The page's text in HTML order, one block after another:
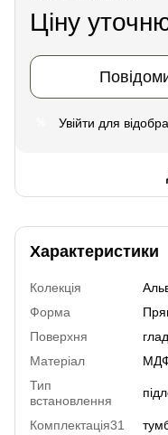
Ціну
Увійти для
Характеристики
Колекція
Форма
Поверхня
Матеріал
Тип
встановлення
Комплектація31